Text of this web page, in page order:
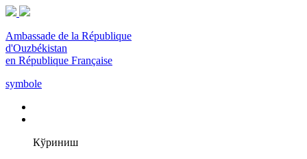
Ambassade de la République
d'Ouzbékistan
en République Française
symbole
Кўриниш